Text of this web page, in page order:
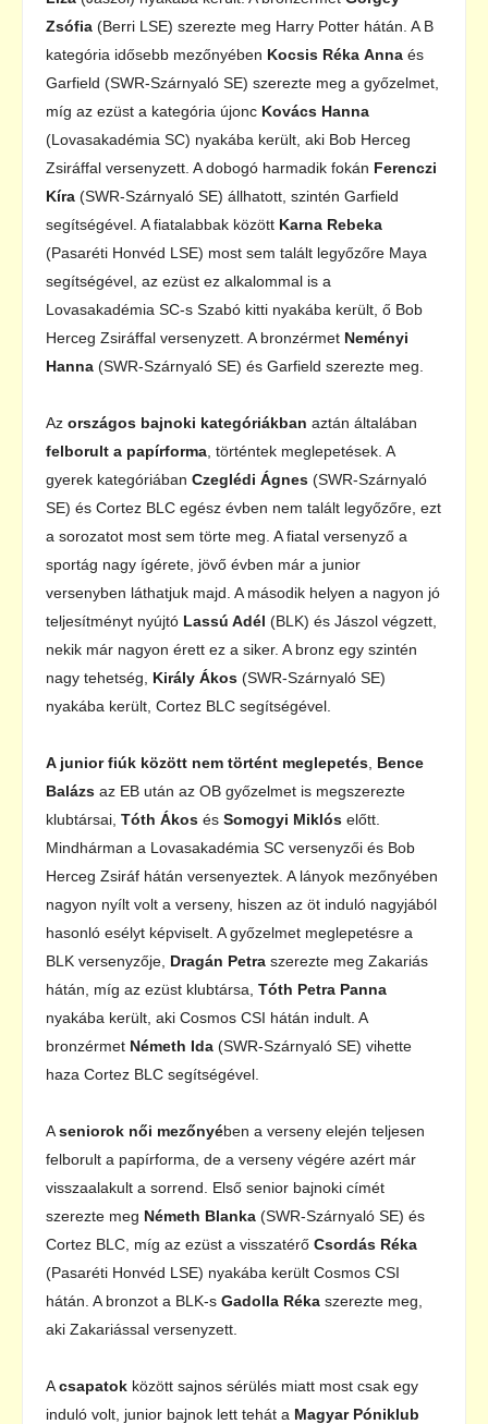
Zsófia (Berri LSE) szerezte meg Harry Potter hátán. A B
kategória idősebb mezőnyében Kocsis Réka Anna és
Garfield (SWR-Szárnyaló SE) szerezte meg a győzelmet,
míg az ezüst a kategória újonc Kovács Hanna
(Lovasakadémia SC) nyakába került, aki Bob Herceg
Zsiráffal versenyzett. A dobogó harmadik fokán Ferenczi
Kíra (SWR-Szárnyaló SE) állhatott, szintén Garfield
segítségével. A fiatalabbak között Karna Rebeka
(Pasaréti Honvéd LSE) most sem talált legyőzőre Maya
segítségével, az ezüst ez alkalommal is a
Lovasakadémia SC-s Szabó kitti nyakába került, ő Bob
Herceg Zsiráffal versenyzett. A bronzérmet Neményi
Hanna (SWR-Szárnyaló SE) és Garfield szerezte meg.
Az országos bajnoki kategóriákban aztán általában
felborult a papírforma , történtek meglepetések. A
gyerek kategóriában Czeglédi Ágnes (SWR-Szárnyaló
SE) és Cortez BLC egész évben nem talált legyőzőre, ezt
a sorozatot most sem törte meg. A fiatal versenyző a
sportág nagy ígérete, jövő évben már a junior
versenyben láthatjuk majd. A második helyen a nagyon jó
teljesítményt nyújtó Lassú Adél (BLK) és Jászol végzett,
nekik már nagyon érett ez a siker. A bronz egy szintén
nagy tehetség, Király Ákos (SWR-Szárnyaló SE)
nyakába került, Cortez BLC segítségével.
A junior fiúk között nem történt meglepetés Bence
Balázs az EB után az OB győzelmet is megszerezte
klubtársai, Tóth Ákos és Somogyi Miklós előtt.
Mindhárman a Lovasakadémia SC versenyzői és Bob
Herceg Zsiráf hátán versenyeztek. A lányok mezőnyében
nagyon nyílt volt a verseny, hiszen az öt induló nagyjából
hasonló esélyt képviselt. A győzelmet meglepetésre a
BLK versenyzője, Dragán Petra szerezte meg Zakariás
hátán, míg az ezüst klubtársa, Tóth Petra Panna
nyakába került, aki Cosmos CSI hátán indult. A
bronzérmet Németh Ida (SWR-Szárnyaló SE) vihette
haza Cortez BLC segítségével.
Aseniorok női mezőnyében a verseny elején teljesen
felborult a papírforma, de a verseny végére azért már
visszaalakult a sorrend. Első senior bajnoki címét
szerezte meg Németh Blanka (SWR-Szárnyaló SE) és
Cortez BLC, míg az ezüst a visszatérő Csordás Réka
(Pasaréti Honvéd LSE) nyakába került Cosmos CSI
hátán. A bronzot a BLK-s Gadolla Réka szerezte meg,
aki Zakariással versenyzett.
Acsapatok között sajnos sérülés miatt most csak egy
induló volt, junior bajnok lett tehát a Magyar Póniklub